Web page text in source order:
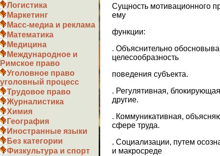
Логистика
Маркетинг
Масс-медиа и реклама
Математика
Медицина
Международное и
Римское право
Уголовное право
уголовный процесс
Трудовое право
Журналистика
Химия
География
Иностранные языки
Без категории
Физкультура и спорт
Сущность мотивационного
ему
функции:
. Объяснительно
целесообразность
поведения субъекта.
. Регулятивная,
другие.
. Коммуникативная,
сфере труда.
. Социализации, путем
и макросреде